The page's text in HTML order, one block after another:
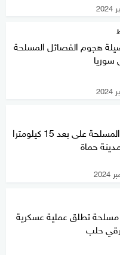
هجوم الفصائل المسلحة
الفصائل المسلحة على بعد 15 كيلومترا
حماة
تطلق عملية عسكرية
حلب